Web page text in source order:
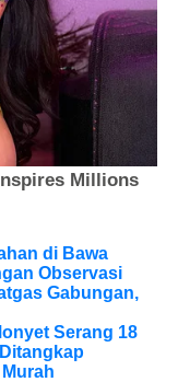
di Bawa
Observasi
Gabungan,
Serang 18